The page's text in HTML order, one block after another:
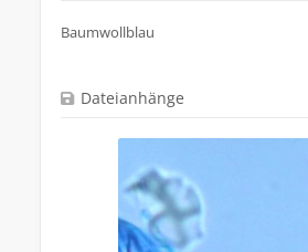
Baumwollblau
Dateianhänge